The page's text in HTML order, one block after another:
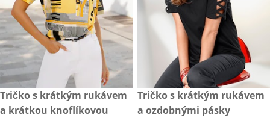
399,- Kč
Tričko s krátkým rukávem
a krátkou knoflíkovou
249,- Kč
Tričko s krátkým rukávem
a ozdobnými pásky